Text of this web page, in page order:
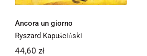
Ancora un giorno
Ryszard Kapuściński
44,60 zł